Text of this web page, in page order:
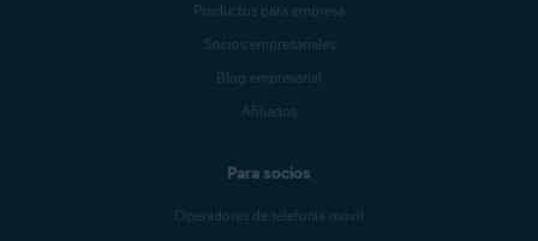
Productos para empresa
Socios empresariales
Blog empresarial
Afiliados
Para socios
Operadores de telefonía móvil